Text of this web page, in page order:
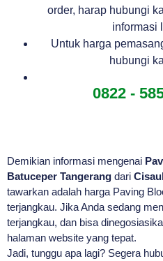
order, harap hubungi
informasi
Untuk harga
hubungi
0822 -
Demikian informasi mengenai
Batuceper Tangerang dari
tawarkan adalah harga Paving
terjangkau. Jika Anda sedang
terjangkau, dan bisa
halaman website yang tepat.
Jadi, tunggu apa lagi? Segera